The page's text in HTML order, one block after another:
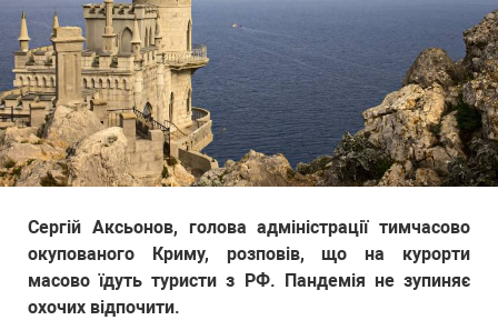
Сергій Аксьонов, голова адміністрації тимчасово
окупованого Криму, розповів, що на курорти
масово їдуть туристи з РФ. Пандемія не зупиняє
охочих відпочити.